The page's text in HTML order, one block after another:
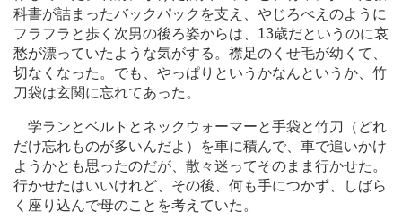
科書が詰まったバックパックを支え、やじろべえのように
フラフラと歩く次男の後ろ姿からは、13歳だというのに哀
愁が漂っていたような気がする。襟足のくせ毛が幼くて、
切なくなった。でも、やっぱりというかなんというか、竹
刀袋は玄関に忘れてあった。
学ランとベルトとネックウォーマーと手袋と竹刀（どれ
だけ忘れものが多いんだよ）を車に積んで、車で追いかけ
ようかとも思ったのだが、散々迷ってそのまま行かせた。
行かせたはいいけれど、その後、何も手につかず、しばら
く座り込んで母のことを考えていた。